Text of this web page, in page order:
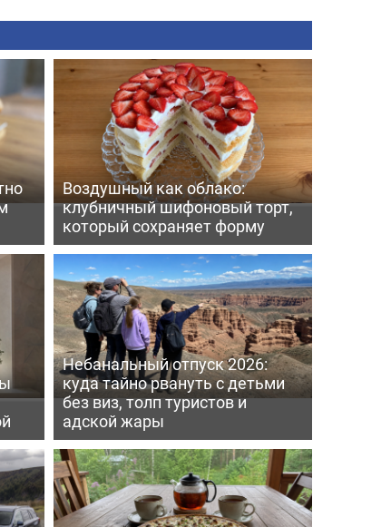
Воздушный как облако:
клубничный шифоновый торт,
который сохраняет форму
Небанальный отпуск 2026:
куда тайно рвануть с детьми
без виз, толп туристов и
адской жары